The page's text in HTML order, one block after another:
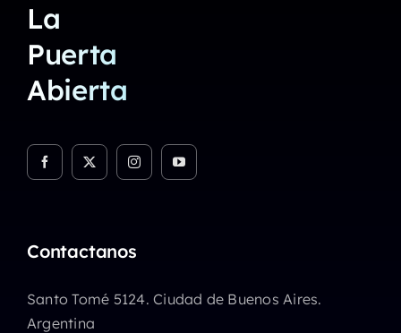
La
Puerta
Abierta
Contactanos
Santo Tomé 5124. Ciudad de Buenos Aires.
Argentina